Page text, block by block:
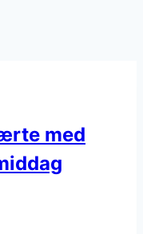
med